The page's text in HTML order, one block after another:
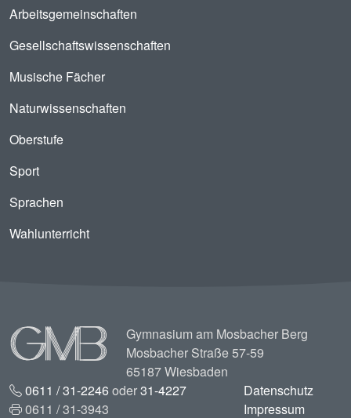
Arbeitsgemeinschaften
Gesellschaftswissenschaften
Musische Fächer
Naturwissenschaften
Oberstufe
Sport
Sprachen
Wahlunterricht
Image
Gymnasium am Mosbacher Berg
Mosbacher Straße 57-59
65187 Wiesbaden
0611 / 31-2246oder31-4227
0611 / 31-3943
Datenschutz
Impressum